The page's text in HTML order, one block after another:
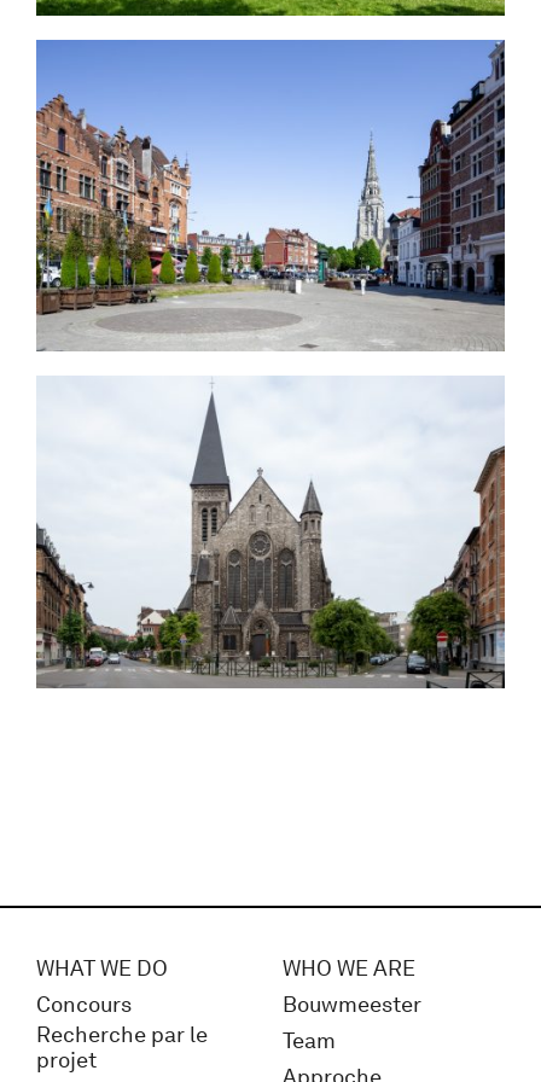
WHAT WE DO
Concours
Recherche par le
projet
WHO WE ARE
Bouwmeester
Team